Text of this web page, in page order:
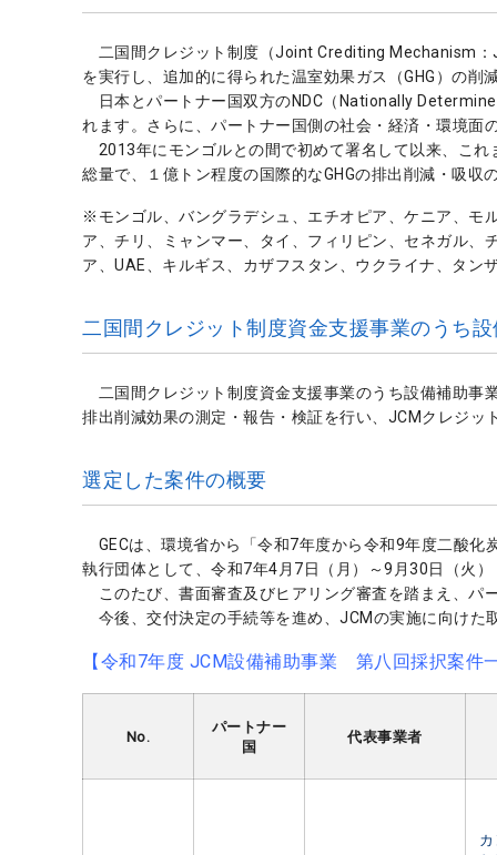
二国間クレジット制度（Joint Crediting Mechanism：
を実行し、追加的に得られた温室効果ガス（GHG）の
日本とパートナー国双方のNDC（Nationally
れます。さらに、パートナー国側の社会・経済・環境面
2013年にモンゴルとの間で初めて署名して以来、こ
総量で、１億トン程度の国際的なGHGの排出削減・吸収
※モンゴル、バングラデシュ、エチオピア、ケニア、モ
ア、チリ、ミャンマー、タイ、フィリピン、セネガル
ア、UAE、キルギス、カザフスタン、ウクライナ、タン
二国間クレジット制度資金支援事業のうち
二国間クレジット制度資金支援事業のうち設備補助事
排出削減効果の測定・報告・検証を行い、JCMクレジ
選定した案件の概要
GECは、環境省から「令和7年度から令和9年度二酸化
執行団体として、令和7年4月7日（月）～9月30日（火
このたび、書面審査及びヒアリング審査を踏まえ、パ
今後、交付決定の手続等を進め、JCMの実施に向けた
【令和7年度 JCM設備補助事業 第八回採択案件
No.
パートナー
国
代表事業者